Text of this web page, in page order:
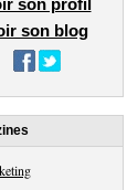
son profil
son blog